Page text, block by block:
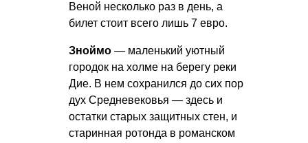
Веной несколько раз в день, а
билет стоит всего лишь 7 евро.
Зноймо — маленький уютный
городок на холме на берегу реки
Дие. В нем сохранился до сих пор
дух Средневековья — здесь и
остатки старых защитных стен, и
старинная ротонда в романском